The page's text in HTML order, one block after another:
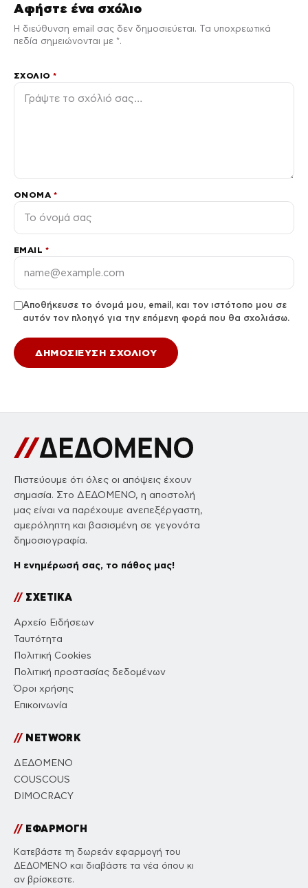
Αφήστε ένα σχόλιο
Η διεύθυνση email σας δεν δημοσιεύεται. Τα υποχρεωτικά
πεδία σημειώνονται με *.
ΣΧΌΛΙΟ*
ΌΝΟΜΑ *
EMAIL *
Αποθήκευσε το όνομά μου, email, και τον ιστότοπο μου σε
αυτόν τον πλοηγό για την επόμενη φορά που θα σχολιάσω.
Πιστεύουμε ότι όλες οι απόψεις έχουν
σημασία. Στο ΔΕΔΟΜΕΝΟ, η αποστολή
μας είναι να παρέχουμε ανεπεξέργαστη,
αμερόληπτη και βασισμένη σε γεγονότα
δημοσιογραφία.
Η ενημέρωσή σας, το πάθος μας!
//ΣΧΕΤΙΚΑ
Αρχείο Ειδήσεων
Ταυτότητα
Πολιτική Cookies
Πολιτική προστασίας δεδομένων
Όροι χρήσης
Επικοινωνία
//NETWORK
ΔΕΔΟΜΕΝΟ
COUSCOUS
DIMOCRACY
//ΕΦΑΡΜΟΓΗ
Κατεβάστε τη δωρεάν εφαρμογή του
ΔΕΔΟΜΕΝΟ και διαβάστε τα νέα όπου κι
αν βρίσκεστε.